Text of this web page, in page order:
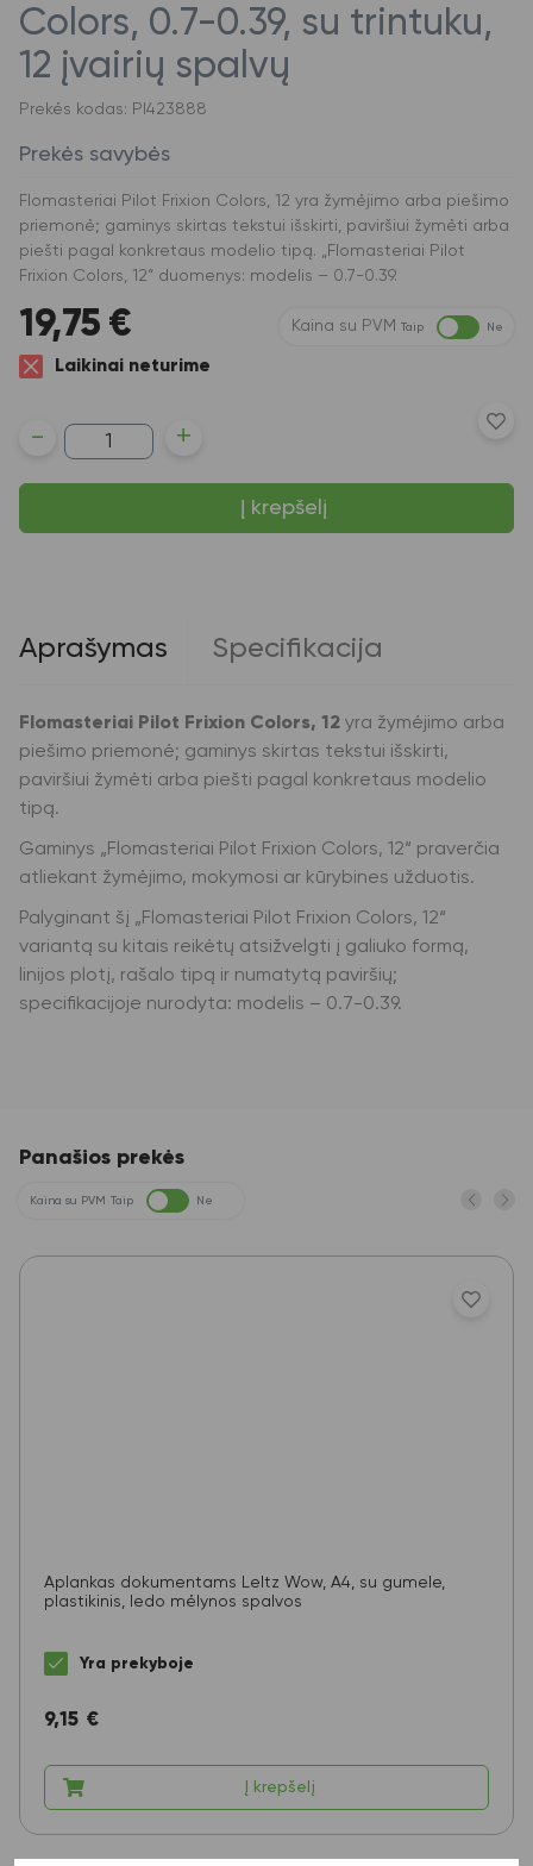
Colors, 0.7-0.39, su trintuku,
12 įvairių spalvų
Prekės kodas: PI423888
Prekės savybės
Flomasteriai Pilot Frixion Colors, 12 yra žymėjimo arba piešimo
priemonė; gaminys skirtas tekstui išskirti, paviršiui žymėti arba
piešti pagal konkretaus modelio tipą. „Flomasteriai Pilot
Frixion Colors, 12“ duomenys: modelis – 0.7-0.39.
19,75 € Kaina su PVM Taip Ne
Laikinai neturime
produkto
kiekis:
Flomasteriai
Pilot
Colors,
įvairių
- +
Į krepšelį
Aprašymas Specifikacija
Flomasteriai Pilot Frixion Colors, 12 yra žymėjimo arba
piešimo priemonė; gaminys skirtas tekstui išskirti,
paviršiui žymėti arba piešti pagal konkretaus modelio
tipą.
Gaminys „Flomasteriai Pilot Frixion Colors, 12“ praverčia
atliekant žymėjimo, mokymosi ar kūrybines užduotis.
Palyginant šį „Flomasteriai Pilot Frixion Colors, 12“
variantą su kitais reikėtų atsižvelgti į galiuko formą,
linijos plotį, rašalo tipą ir numatytą paviršių;
specifikacijoje nurodyta: modelis – 0.7-0.39.
Panašios prekės
Kaina su PVM Taip Ne
Aplankas dokumentams LeItz Wow, A4, su gumele,
plastikinis, ledo mėlynos spalvos
Yra prekyboje
9,15 €
Į krepšelį